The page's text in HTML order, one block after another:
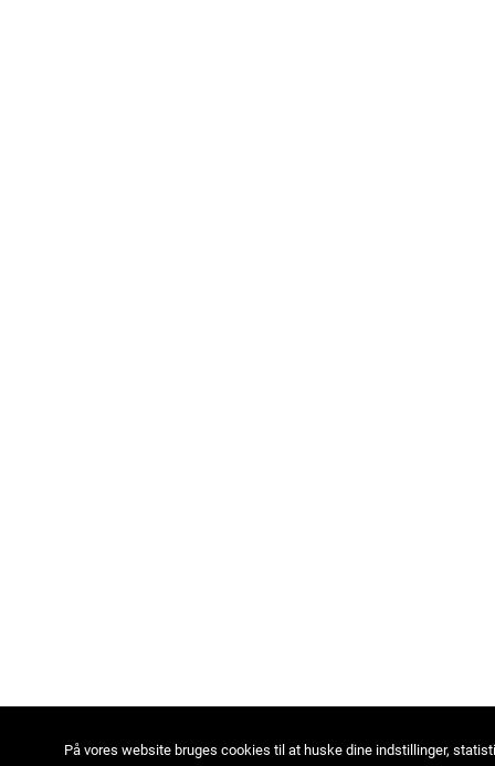
På vores website bruges cookies til at huske dine indstillinger,